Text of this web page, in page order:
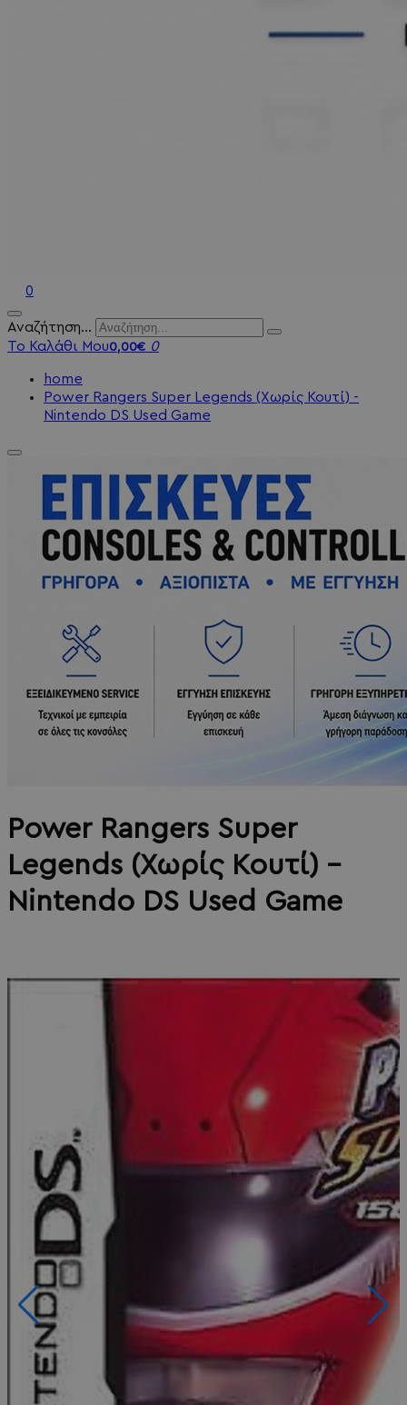
0
Αναζήτηση...
Το Καλάθι Μου0,00€ 0
home
Power Rangers Super Legends (Χωρίς Κουτί) -
Nintendo DS Used Game
Power Rangers Super
Legends (Χωρίς Κουτί) -
Nintendo DS Used Game